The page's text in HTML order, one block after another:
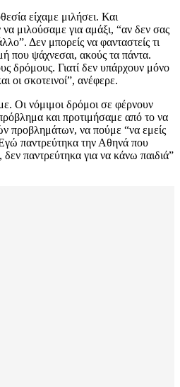
είχαμε μιλήσει. Και
να μιλούσαμε για αμάξι, “αν δεν σας
Δεν μπορείς να φανταστείς τι
που ψάχνεσαι, ακούς τα πάντα.
δρόμους. Γιατί δεν υπάρχουν μόνο
οι σκοτεινοί”, ανέφερε.
Οι νόμιμοι δρόμοι σε φέρνουν
και προτιμήσαμε από το να
προβλημάτων, να πούμε “να εμείς
παντρεύτηκα την Αθηνά που
παντρεύτηκα για να κάνω παιδιά”